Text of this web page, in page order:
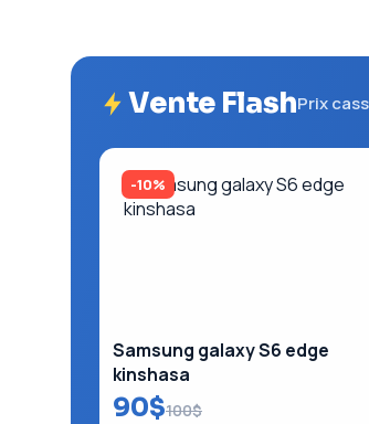
Vente FlashPrix
-10%
Samsung galaxy S6 edge
kinshasa
90$100$